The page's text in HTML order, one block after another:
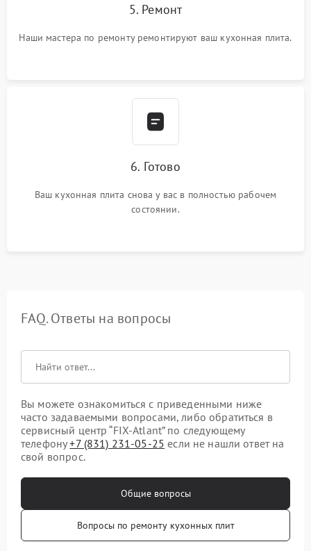
5. Ремонт
Наши мастера по ремонту ремонтируют ваш кухонная плита.
6. Готово
Ваш кухонная плита снова у вас в полностью рабочем
состоянии.
FAQ. Ответы на вопросы
Вы можете ознакомиться с приведенными ниже
часто задаваемыми вопросами, либо обратиться в
сервисный центр “FIX-Atlant” по следующему
телефону+7 (831) 231-05-25 если не нашли ответ на
свой вопрос.
Общие вопросы
Вопросы по ремонту кухонных плит